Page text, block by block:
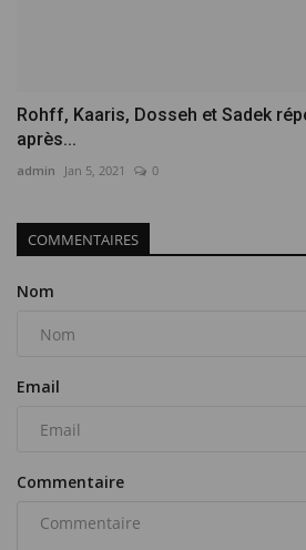
Rohff, Kaaris, Dosseh et Sadek
après...
admin Jan 5, 2021 0
COMMENTAIRES
Nom
Email
Commentaire